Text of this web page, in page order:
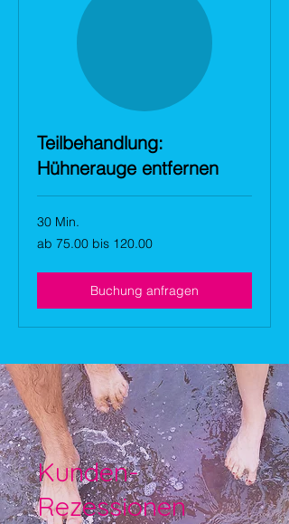
Teilbehandlung:
Hühnerauge entfernen
30 Min.
ab
75.00
ab 75.00 bis 120.00
Buchung anfragen
Kunden-
Rezessionen